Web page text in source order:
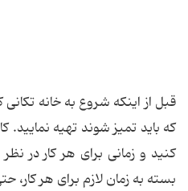
قبل از اینکه شروع به خانه
که باید تمیز شوند تهیه نمایید.
کنید و زمانی برای هر کار در
بسته به زمان لازم برای هر کار،